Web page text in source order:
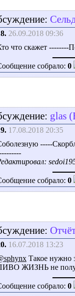
26.09.2018 09:36
что скажет --------
собрало: 0
glas
17.08.2018 20:35
-----
собрало: 0
16.07.2018 13:23
Такое нужно
ЖИЗНЬ не
собрало: 0